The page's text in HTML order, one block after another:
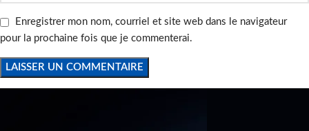
Enregistrer mon nom, courriel et site web dans le navigateur
pour la prochaine fois que je commenterai.